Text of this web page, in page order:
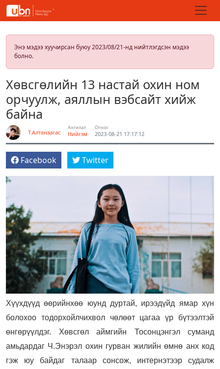
Энэ мэдээ хуучирсан буюу 2023/08/21-нд нийтлэгдсэн мэдээ
болно.
Хөвсгөлийн 13 настай охин ном
орчуулж, аяллын вэбсайт хийж
байна
Т.Алтанзагас
Ангилал
Нийгэм
Огноо
2023-08-21 17:17:12
Facebook Twitter
Хүүхдүүд өөрийнхөө юунд дуртай, ирээдүйд ямар хүн
болохоо тодорхойлчихвол чөлөөт цагаа үр бүтээлтэй
өнгөрүүлдэг. Хөвсгөл аймгийн Тосонцэнгэл суманд
амьдардаг Ч.Энэрэл охин гурван жилийн өмнө анх код
гэж юу байдаг талаар сонсож, интернэтээр судалж